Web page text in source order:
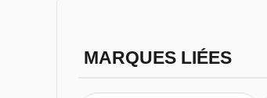
MARQUES LIÉES